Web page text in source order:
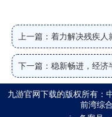
上一篇：着力解决残疾人
下一篇：稳新畅进，经济
九游官网下载的版权所有：
前湾综